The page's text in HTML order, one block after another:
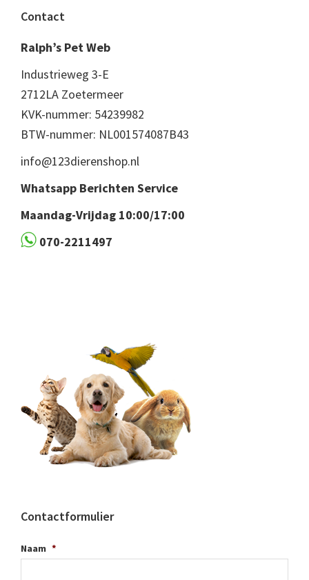
Footer
Contact
Ralph’s Pet Web
Industrieweg 3-E
2712LA Zoetermeer
KVK-nummer: 54239982
BTW-nummer: NL001574087B43
info@123dierenshop.nl
Whatsapp Berichten Service
Maandag-Vrijdag 10:00/17:00
070-2211497
Contactformulier
Naam *